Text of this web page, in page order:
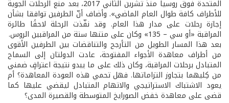
المتحدة فوق روسيا منذ تشرين الثاني 2017، بعد منع الرحلات الجوية
للأطراف كافة طوال العام الماضي». وأضاف أنّ الطرفين توافقا بشأن
إجازة رحلات على مدار هذا العام. وقد نفّذت الرحلة لاحقًا طائرة
المراقبة «أو سي – 135» وكان على متنها ستة من المراقبين الروس.
بعد هذا المسار الطويل من التأرجح والتناقضات بين الطرفين الأقوى
من أطراف معاهدة الأجواء المفتوحة، عادت الدولتان إلى السماح
المتبادل برحلات المراقبة، وكان ذلك على ما يبدو نتيجة اعترافٍ ضمني
من كِليهما بتجاوز التزاماتها. فهل تحمي هذه العودة المعاهدة؟ أم
يعود الاشتباك الاستراتيجي والاتهام المتبادل ليقضي عليها كما
قضى على معاهدة خفض الصورايخ المتوسطة والقصيرة المدى؟